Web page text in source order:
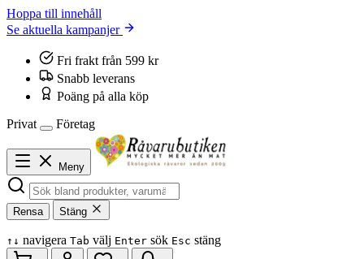
Hoppa till innehåll
Se aktuella kampanjer
Fri frakt från 599 kr
Snabb leverans
Poäng på alla köp
Privat
Företag
Meny
Rensa Stäng
↑ ↓ navigera Tab välj Enter sök Esc stäng